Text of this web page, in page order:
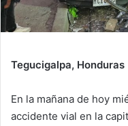
Tegucigalpa, Honduras
En la mañana de hoy
accidente vial en la